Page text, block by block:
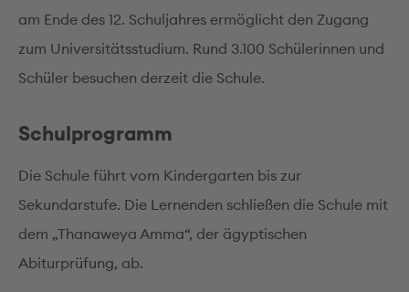
am Ende des 12. Schuljahres ermöglicht den Zugang
zum Universitätsstudium. Rund 3.100 Schülerinnen und
Schüler besuchen derzeit die Schule.
Schulprogramm
Die Schule führt vom Kindergarten bis zur
Sekundarstufe. Die Lernenden schließen die Schule mit
dem „Thanaweya Amma“, der ägyptischen
Abiturprüfung, ab.